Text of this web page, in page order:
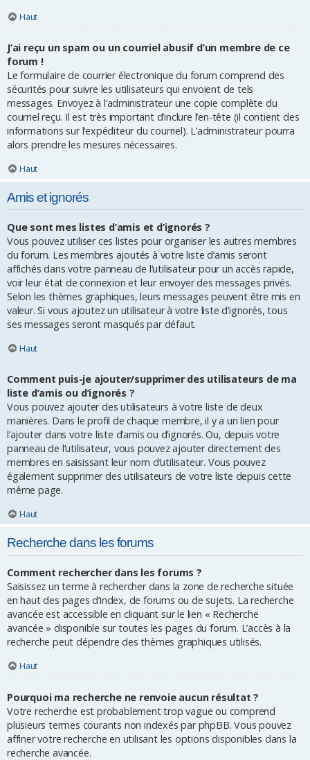
Haut
J’ai reçu un spam ou un courriel abusif d’un membre de ce
forum !
Le formulaire de courrier électronique du forum comprend des
sécurités pour suivre les utilisateurs qui envoient de tels
messages. Envoyez à l’administrateur une copie complète du
courriel reçu. Il est très important d’inclure l’en-tête (il contient des
informations sur l’expéditeur du courriel). L’administrateur pourra
alors prendre les mesures nécessaires.
Haut
Amis et ignorés
Que sont mes listes d’amis et d’ignorés ?
Vous pouvez utiliser ces listes pour organiser les autres membres
du forum. Les membres ajoutés à votre liste d’amis seront
affichés dans votre panneau de l’utilisateur pour un accès rapide,
voir leur état de connexion et leur envoyer des messages privés.
Selon les thèmes graphiques, leurs messages peuvent être mis en
valeur. Si vous ajoutez un utilisateur à votre liste d’ignorés, tous
ses messages seront masqués par défaut.
Haut
Comment puis-je ajouter/supprimer des utilisateurs de ma
liste d’amis ou d’ignorés ?
Vous pouvez ajouter des utilisateurs à votre liste de deux
manières. Dans le profil de chaque membre, il y a un lien pour
l’ajouter dans votre liste d’amis ou d’ignorés. Ou, depuis votre
panneau de l’utilisateur, vous pouvez ajouter directement des
membres en saisissant leur nom d’utilisateur. Vous pouvez
également supprimer des utilisateurs de votre liste depuis cette
même page.
Haut
Recherche dans les forums
Comment rechercher dans les forums ?
Saisissez un terme à rechercher dans la zone de recherche située
en haut des pages d’index, de forums ou de sujets. La recherche
avancée est accessible en cliquant sur le lien « Recherche
avancée » disponible sur toutes les pages du forum. L’accès à la
recherche peut dépendre des thèmes graphiques utilisés.
Haut
Pourquoi ma recherche ne renvoie aucun résultat ?
Votre recherche est probablement trop vague ou comprend
plusieurs termes courants non indexés par phpBB. Vous pouvez
affiner votre recherche en utilisant les options disponibles dans la
recherche avancée.